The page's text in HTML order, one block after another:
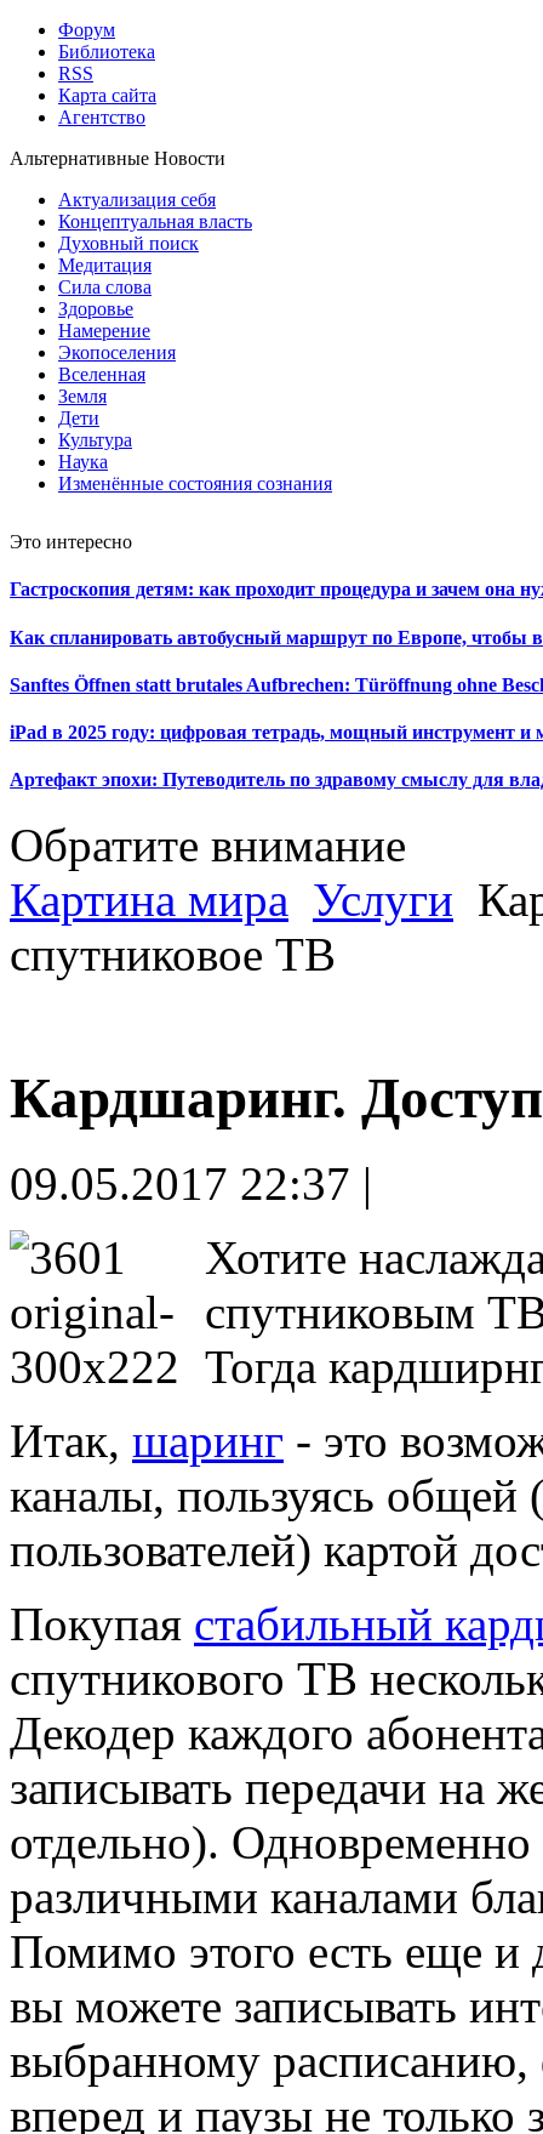
Форум
Библиотека
RSS
Карта сайта
Агентство
Альтернативные Новости
Актуализация себя
Концептуальная власть
Духовный поиск
Медитация
Сила слова
Здоровье
Намерение
Экопоселения
Вселенная
Земля
Дети
Культура
Наука
Изменённые состояния сознания
Это интересно
Гастроскопия детям: как проходит процедура и зачем она
Как спланировать автобусный маршрут по Европе, чтобы
Sanftes Öffnen statt brutales Aufbrechen: Türöffnung ohne
iPad в 2025 году: цифровая тетрадь, мощный инструмент и
Артефакт эпохи: Путеводитель по здравому смыслу для
Обратите внимание
Картина мира Услуги
спутниковое ТВ
Кардшаринг.
09.05.2017 22:37 |
Хотите
спутниковым
Тогда
Итак, шаринг - это
каналы, пользуясь общей
пользователей) картой
Покупая стабильный
спутникового ТВ
Декодер каждого
записывать передачи на
отдельно).
различными каналами
Помимо этого есть еще
вы можете записывать
выбранному расписанию,
вперед и паузы не только